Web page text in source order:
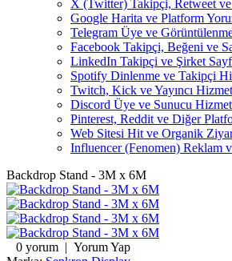
X (Twitter) Takipçi, Retweet
Google Harita ve Platform
Telegram Üye ve
Facebook Takipçi, Beğeni ve
LinkedIn Takipçi ve Şirket
Spotify Dinlenme ve Takipçi
Twitch, Kick ve Yayıncı
Discord Üye ve Sunucu
Pinterest, Reddit ve Diğer
Web Sitesi Hit ve Organik
Influencer (Fenomen) Reklam
Backdrop Stand - 3M x 6M
0 yorum | Yorum Yap